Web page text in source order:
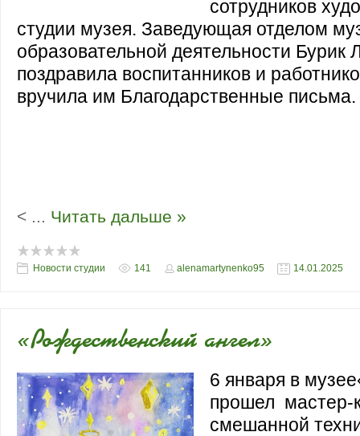
сотрудников
студии музея. Заведующая отделом
образовательной деятельности Бурик
поздравила воспитанников и
вручила им Благодарственные письма.
< ... Читать дальше »
Новости студии 141 alenamartynenko95 14.01.2025
«Рождественский ангел»
6 января в
прошел мастер-
смешанной